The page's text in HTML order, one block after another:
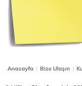
Anasayfa | Bize Ulaşın |